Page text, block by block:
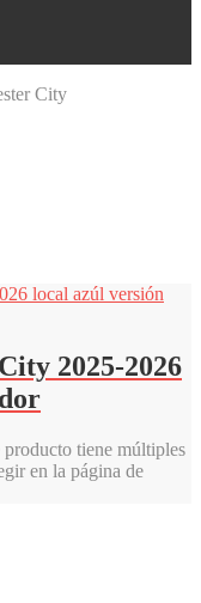
City
2025-2026
producto tiene múltiples
en la página de